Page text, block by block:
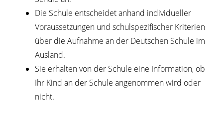
Die Schule entscheidet anhand individueller
Voraussetzungen und schulspezifischer Kriterien
über die Aufnahme an der Deutschen Schule im
Ausland.
Sie erhalten von der Schule eine Information, ob
Ihr Kind an der Schule angenommen wird oder
nicht.